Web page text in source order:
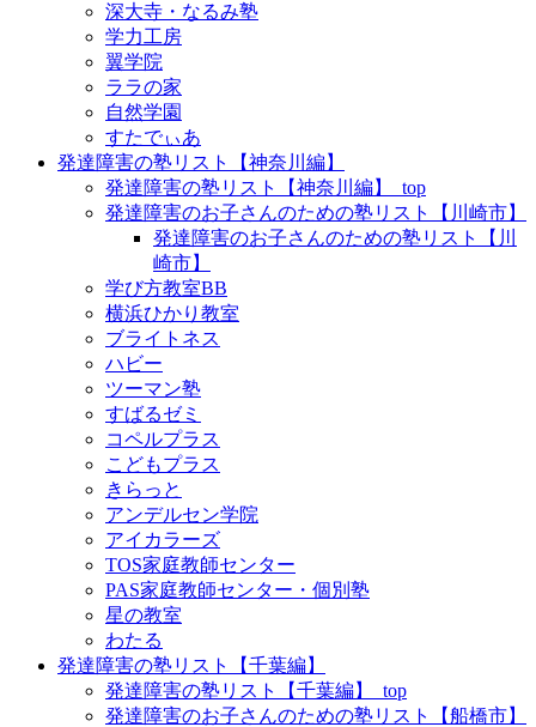
深大寺・なるみ塾
学力工房
翼学院
ララの家
自然学園
すたでぃあ
発達障害の塾リスト【神奈川編】
発達障害の塾リスト【神奈川編】_top
発達障害のお子さんのための塾リスト【川崎市】
発達障害のお子さんのための塾リスト【川
崎市】
学び方教室BB
横浜ひかり教室
ブライトネス
ハビー
ツーマン塾
すばるゼミ
コペルプラス
こどもプラス
きらっと
アンデルセン学院
アイカラーズ
TOS家庭教師センター
PAS家庭教師センター・個別塾
星の教室
わたる
発達障害の塾リスト【千葉編】
発達障害の塾リスト【千葉編】_top
発達障害のお子さんのための塾リスト【船橋市】